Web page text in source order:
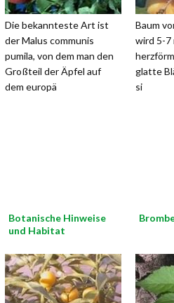
Die bekannteste Art ist
der Malus communis
pumila, von dem man den
Großteil der Äpfel auf
dem europä
Baum
wird 5-7
glatte
si
Botanische Hinweise
und Habitat